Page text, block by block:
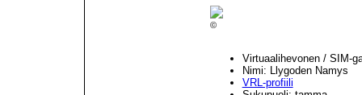
©
Virtuaalihevonen / SIM-
Nimi: Llygoden Namys
VRL-profiili